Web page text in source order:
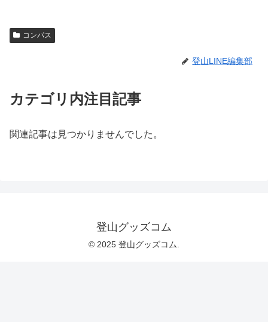
コンパス
登山LINE編集部
カテゴリ内注目記事
関連記事は見つかりませんでした。
登山グッズコム
© 2025 登山グッズコム.